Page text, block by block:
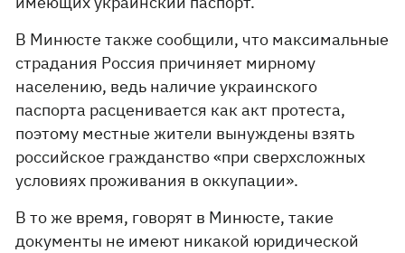
В Минюсте также сообщили, что максимальные
страдания Россия причиняет мирному
населению, ведь наличие украинского
паспорта расценивается как акт протеста,
поэтому местные жители вынуждены взять
российское гражданство «при сверхсложных
условиях проживания в оккупации».
В то же время, говорят в Минюсте, такие
документы не имеют никакой юридической